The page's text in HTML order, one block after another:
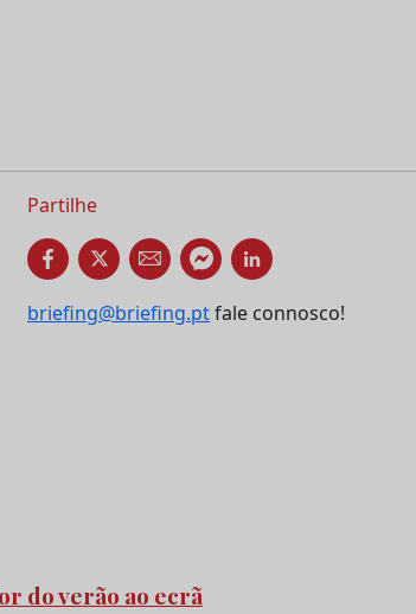
Partilhe
briefing@briefing.ptfale connosco!
do verão ao ecrã